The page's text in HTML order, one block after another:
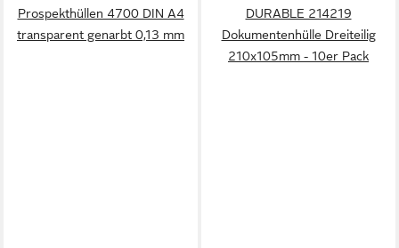
Prospekthüllen 4700 DIN A4
transparent genarbt 0,13 mm
DURABLE 214219
Dokumentenhülle Dreiteilig
210x105mm - 10er Pack